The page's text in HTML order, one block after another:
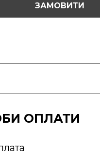
ЗАМОВИТИ
ОПЛАТИ